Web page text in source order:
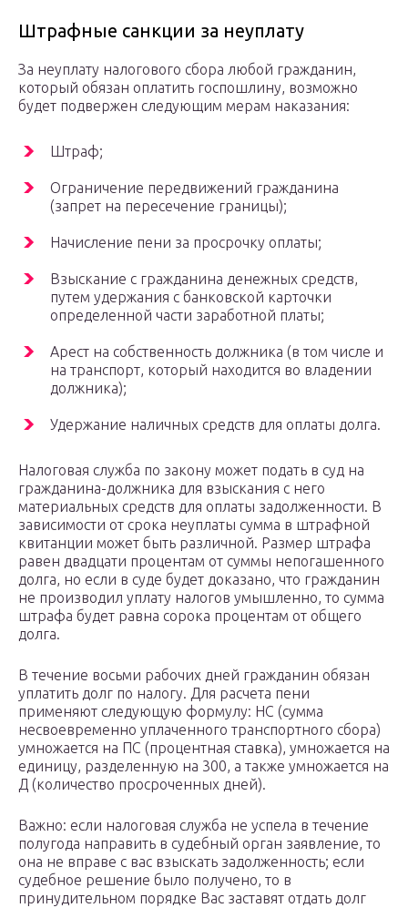
Штрафные санкции за неуплату
За неуплату налогового сбора любой гражданин,
который обязан оплатить госпошлину, возможно
будет подвержен следующим мерам наказания:
Штраф;
Ограничение передвижений гражданина
(запрет на пересечение границы);
Начисление пени за просрочку оплаты;
Взыскание с гражданина денежных средств,
путем удержания с банковской карточки
определенной части заработной платы;
Арест на собственность должника (в том числе и
на транспорт, который находится во владении
должника);
Удержание наличных средств для оплаты долга.
Налоговая служба по закону может подать в суд на
гражданина-должника для взыскания с него
материальных средств для оплаты задолженности. В
зависимости от срока неуплаты сумма в штрафной
квитанции может быть различной. Размер штрафа
равен двадцати процентам от суммы непогашенного
долга, но если в суде будет доказано, что гражданин
не производил уплату налогов умышленно, то сумма
штрафа будет равна сорока процентам от общего
долга.
В течение восьми рабочих дней гражданин обязан
уплатить долг по налогу. Для расчета пени
применяют следующую формулу: НС (сумма
несвоевременно уплаченного транспортного сбора)
умножается на ПС (процентная ставка), умножается на
единицу, разделенную на 300, а также умножается на
Д (количество просроченных дней).
Важно: если налоговая служба не успела в течение
полугода направить в судебный орган заявление, то
она не вправе с вас взыскать задолженность; если
судебное решение было получено, то в
принудительном порядке Вас заставят отдать долг